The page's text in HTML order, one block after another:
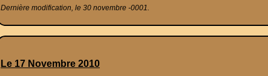
Dernière modification, le 30 novembre -0001.
Le 17 Novembre 2010